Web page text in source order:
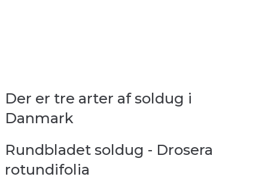
Der er tre arter af soldug i
Danmark
Rundbladet soldug - Drosera
rotundifolia